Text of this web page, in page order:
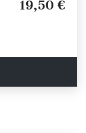
19,50 €